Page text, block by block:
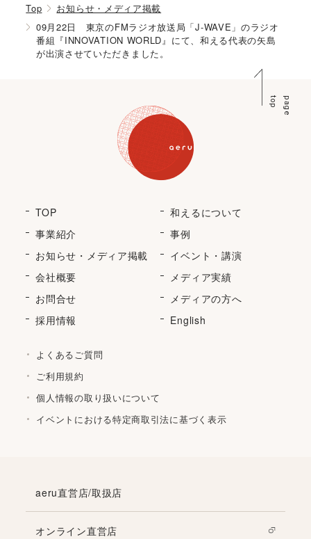
Top
お知らせ・メディア掲載
09月22日 東京のFMラジオ放送局「J-WAVE」のラジオ
番組『INNOVATION WORLD』にて、和える代表の矢島
が出演させていただきました。
p
a
g
e
t
o
p
TOP
和えるについて
事業紹介
事例
お知らせ・メディア掲載
イベント・講演
会社概要
メディア実績
お問合せ
メディアの方へ
採用情報
English
よくあるご質問
ご利用規約
個人情報の取り扱いについて
イベントにおける特定商取引法に基づく表示
aeru直営店/取扱店
オンライン直営店